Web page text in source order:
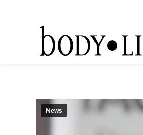
News